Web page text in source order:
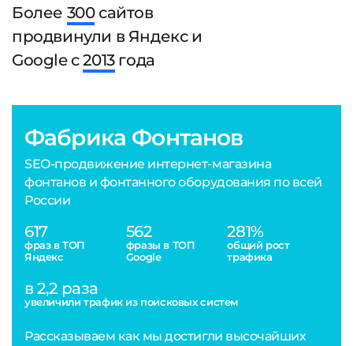
Более 300сайтов
продвинули в Яндекс и
Google с2013года
Фабрика Фонтанов
SEO-продвижение интернет-магазина
фонтанов и фонтанного оборудования по всей
России
617
фраз в ТОП
Яндекс
562
фразы в ТОП
Google
281%
общий рост
трафика
в 2,2 раза
увеличили трафик из поисковых систем
Рассказываем как мы достигли высочайших